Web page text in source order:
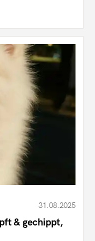
31.08.2025
& gechippt,